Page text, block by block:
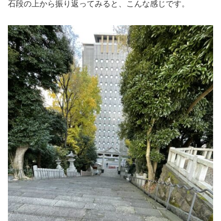
石段の上から振り返ってみると、こんな感じです。